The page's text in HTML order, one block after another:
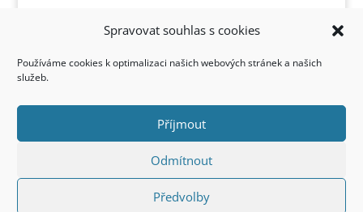
Spravovat souhlas s cookies
Používáme cookies k optimalizaci našich webových stránek a našich
služeb.
Příjmout
Odmítnout
Předvolby
Kontakt
Copyright © 2022 FirstStyle, All Rights Reserved